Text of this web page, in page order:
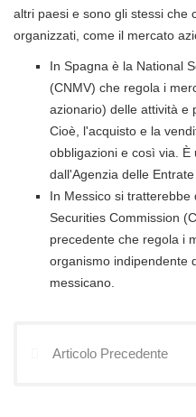
altri paesi e sono gli stessi che
organizzati, come il mercato
In Spagna è la National
(CNMV) che regola i
azionario) delle attività e
Cioè, l'acquisto e la
obbligazioni e così via.
dall'Agenzia delle Entrate
In Messico si tratterebbe
Securities Commission
precedente che regola i
organismo indipendente
messicano.
Articolo Precedente